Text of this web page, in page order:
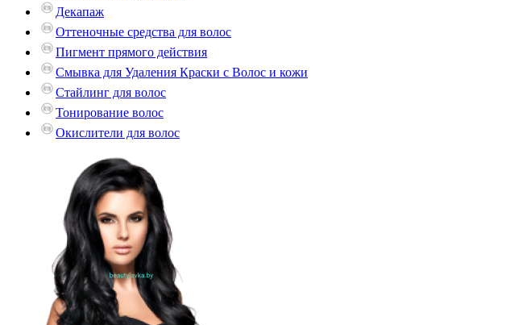
Декапаж
Оттеночные средства для волос
Пигмент прямого действия
Смывка для Удаления Краски с Волос и кожи
Стайлинг для волос
Тонирование волос
Окислители для волос